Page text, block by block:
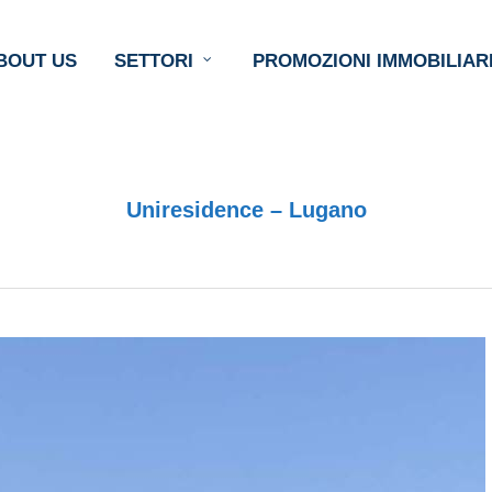
US SETTORI PROMOZIONI IMMOBILIARI
Uniresidence – Lugano